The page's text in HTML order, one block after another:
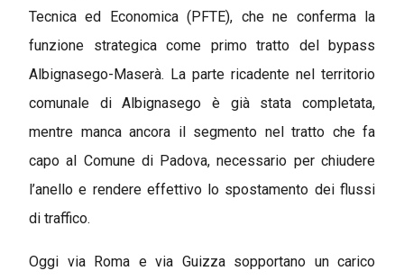
Tecnica ed Economica (PFTE), che ne conferma la
funzione strategica come primo tratto del bypass
Albignasego-Maserà. La parte ricadente nel territorio
comunale di Albignasego è già stata completata,
mentre manca ancora il segmento nel tratto che fa
capo al Comune di Padova, necessario per chiudere
l’anello e rendere effettivo lo spostamento dei flussi
di traffico.
Oggi via Roma e via Guizza sopportano un carico